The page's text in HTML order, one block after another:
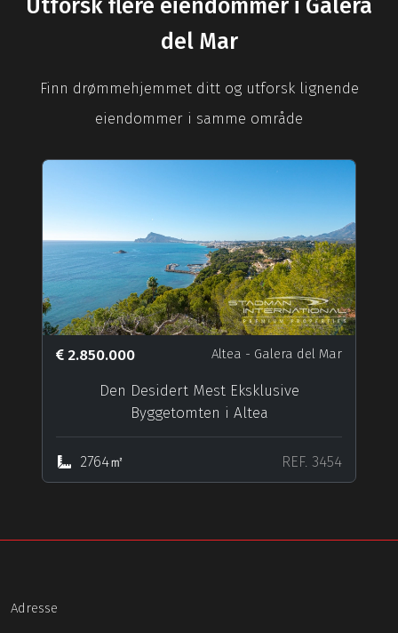
Utforsk flere eiendommer i Galera
del Mar
Finn drømmehjemmet ditt og utforsk lignende
eiendommer i samme område
2.850.000 Altea - Galera del Mar
Den Desidert Mest Eksklusive
Byggetomten i Altea
2764㎡ REF. 3454
Adresse